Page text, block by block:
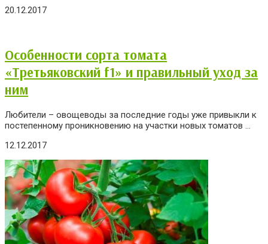
20.12.2017
Особенности сорта томата
«Третьяковский f1» и правильный уход за
ним
Любители – овощеводы за последние годы уже привыкли к
постепенному проникновению на участки новых томатов ...
12.12.2017